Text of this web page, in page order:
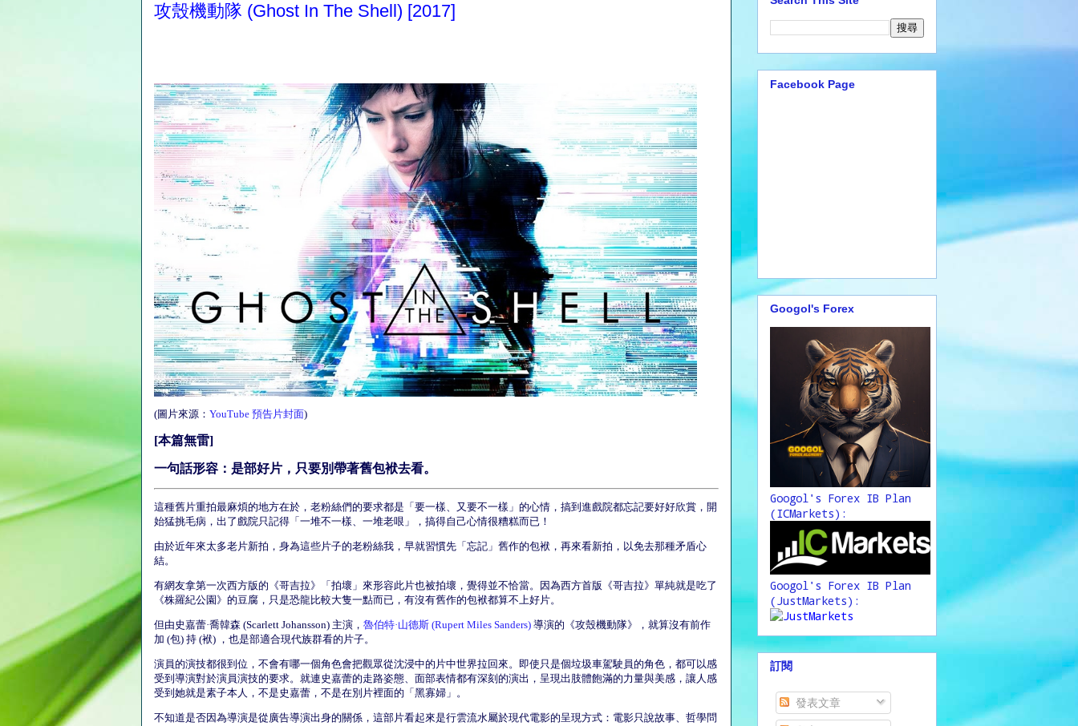
攻殼機動隊 (Ghost In The Shell) [2017]
(圖片來源： YouTube 預告片封面)
[本篇無雷]
一句話形容：是部好片，只要別帶著舊包袱去看。
這種舊片重拍最麻煩的地方在於，老粉絲們的要求都是「要一樣、又要不一樣」的心情，搞到進戲院都忘記要好好欣賞，開
始猛挑毛病，出了戲院只記得「一堆不一樣、一堆老哏」，搞得自己心情很糟糕而已！
由於近年來太多老片新拍，身為這些片子的老粉絲我，早就習慣先「忘記」舊作的包袱，再來看新拍，以免去那種矛盾心
結。
有網友拿第一次西方版的《哥吉拉》「拍壞」來形容此片也被拍壞，覺得並不恰當。因為西方首版《哥吉拉》單純就是吃了
《株羅紀公園》的豆腐，只是恐龍比較大隻一點而已，有沒有舊作的包袱都算不上好片。
但由史嘉蕾·喬韓森 (Scarlett Johansson) 主演， 魯伯特·山德斯 (Rupert Miles Sanders) 導演的《攻殼機動隊》，就算沒有前作
加 (包) 持 (袱) ，也是部適合現代族群看的片子。
演員的演技都很到位，不會有哪一個角色會把觀眾從沈浸中的片中世界拉回來。即使只是個垃圾車駕駛員的角色，都可以感
受到導演對於演員演技的要求。就連史嘉蕾的走路姿態、面部表情都有深刻的演出，呈現出肢體飽滿的力量與美感，讓人感
受到她就是素子本人，不是史嘉蕾，不是在別片裡面的「黑寡婦」。
不知道是否因為導演是從廣告導演出身的關係，這部片看起來是行雲流水屬於現代電影的呈現方式：電影只說故事、哲學問
Facebook Page
Googol's Forex
Googol's Forex IB Plan
(ICMarkets):
Googol's Forex IB Plan
(JustMarkets):
訂閱
發表文章